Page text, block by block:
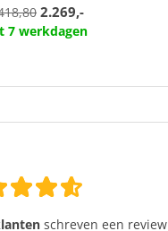
2.269,-
7 werkdagen
schreven een review